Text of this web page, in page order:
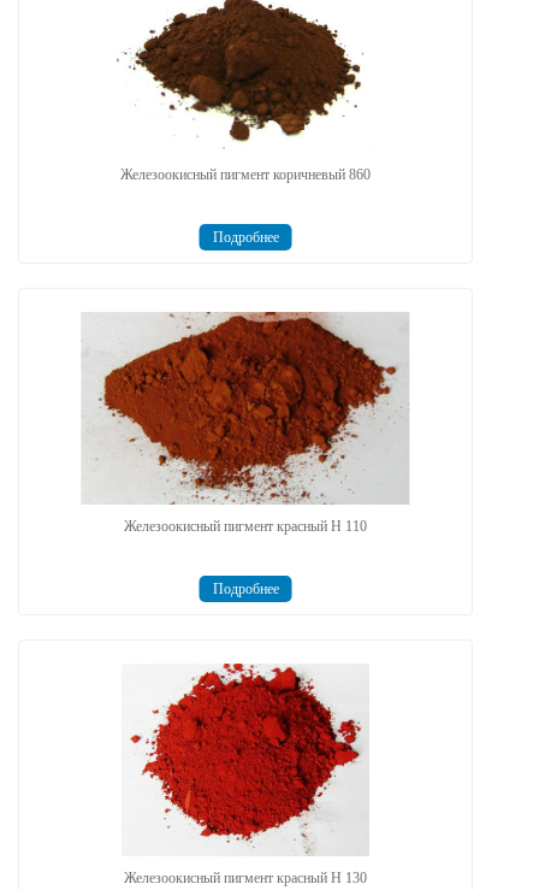
Железоокисный пигмент коричневый 860
Подробнее
Железоокисный пигмент красный H 110
Подробнее
Железоокисный пигмент красный H 130